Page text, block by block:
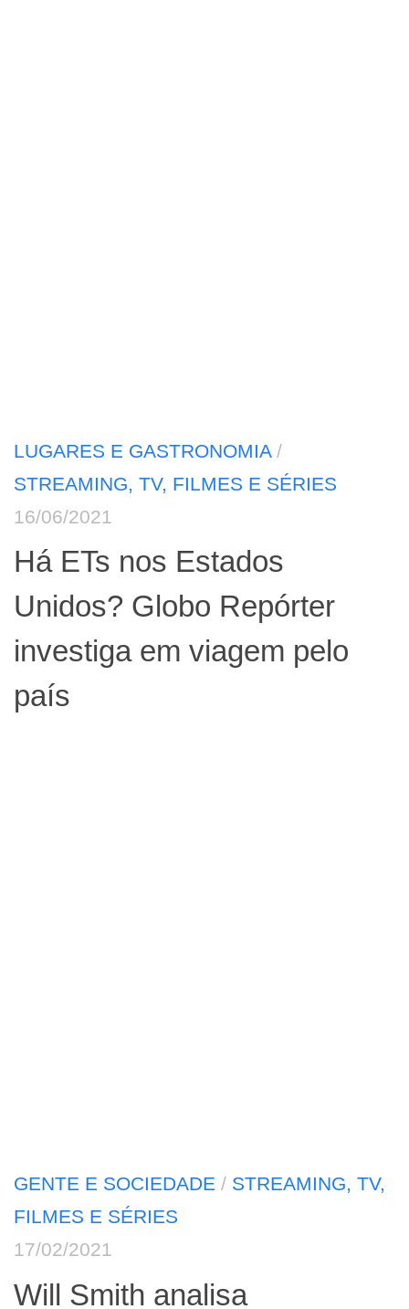
LUGARES E GASTRONOMIA/
STREAMING, TV, FILMES E SÉRIES
16/06/2021
Há ETs nos Estados
Unidos? Globo Repórter
investiga em viagem pelo
país
GENTE E SOCIEDADE / STREAMING, TV,
FILMES E SÉRIES
17/02/2021
Will Smith analisa